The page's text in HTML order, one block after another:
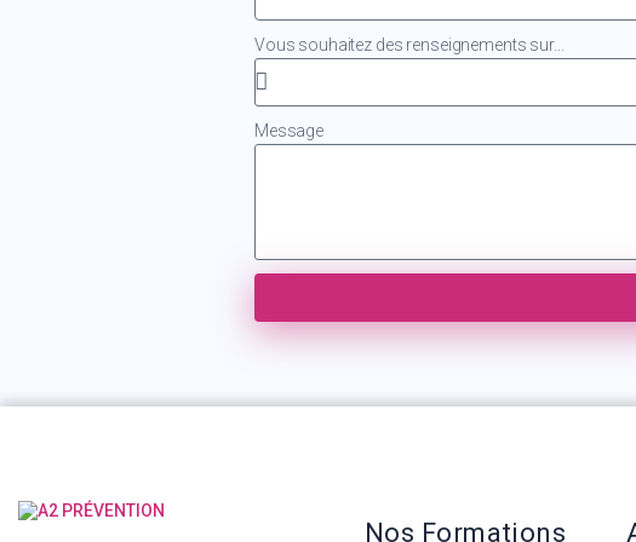
Vous souhaitez des renseignements sur...
Message
Nos Formations